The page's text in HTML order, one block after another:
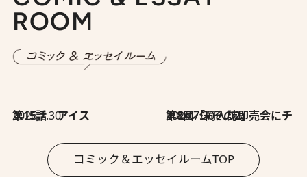
ROOM
2026.7.30
第15話 アイス 2026.7.30
第8回「同人誌即売会にチャレンジ その2」
コミック＆エッセイルームTOP